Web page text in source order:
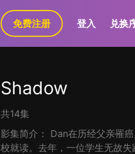
免费注册 登入 兑换
Shadow
共14集
影集简介： Dan在历经父亲罹
校就读。去年，一位学生无故